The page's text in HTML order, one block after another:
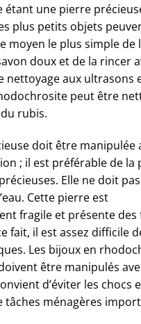
étant une pierre
plus petits objets
moyen le plus simple
doux et de la rincer
nettoyage aux ultrasons
peut être
rubis.
doit être manipulée
; il est préférable de la
Elle ne doit
Cette pierre est
fragile et présente des
fait, il est assez difficile
Les bijoux en
être manipulés
d’éviter les chocs
tâches ménagères